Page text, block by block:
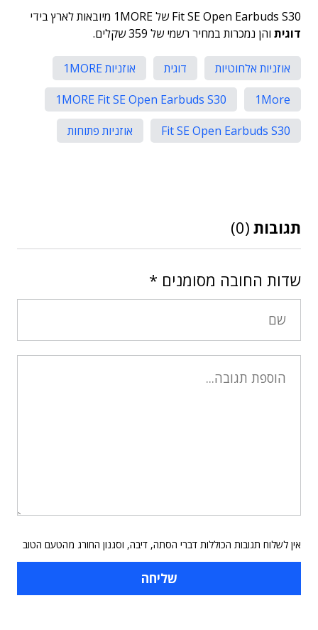
Fit SE Open Earbuds S30 של 1MORE מיובאות לארץ בידי
דוגית והן נמכרות במחיר רשמי של 359 שקלים.
אוזניות אלחוטיות דוגית
אוזניות 1MORE
1More
1MORE Fit SE Open Earbuds S30
Fit SE Open Earbuds S30
אוזניות פתוחות
תגובות (0)
שדות החובה מסומנים *
אין לשלוח תגובות הכוללות דברי הסתה, דיבה, וסגנון החורג מהטעם הטוב